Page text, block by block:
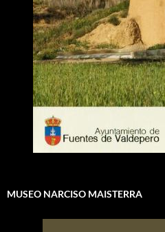
MUSEO NARCISO MAISTERRA